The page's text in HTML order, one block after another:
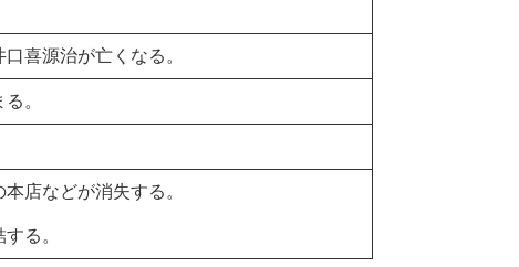
喜源治が亡くなる。
。
店などが消失する。
る。